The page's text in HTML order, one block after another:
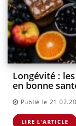
Longévité :
en bonne
Publié le
LIRE L'ARTICLE